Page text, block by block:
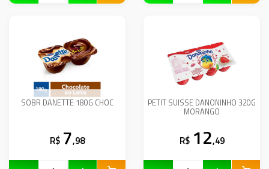
SOBR DANETTE 180G CHOC
R$ 7,98
PETIT SUISSE DANONINHO 320G
MORANGO
R$ 12,49